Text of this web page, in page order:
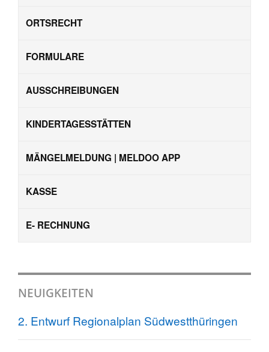
ORTSRECHT
FORMULARE
AUSSCHREIBUNGEN
KINDERTAGESSTÄTTEN
MÄNGELMELDUNG | MELDOO APP
KASSE
E- RECHNUNG
NEUIGKEITEN
2. Entwurf Regionalplan Südwestthüringen